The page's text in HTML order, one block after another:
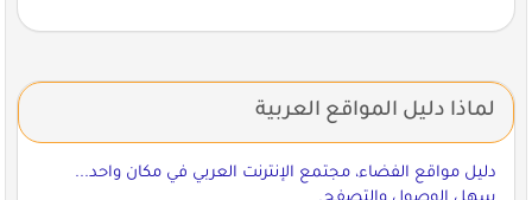
لماذا دليل المواقع العربية
دليل مواقع الفضاء، مجتمع الإنترنت العربي في مكان واحد...